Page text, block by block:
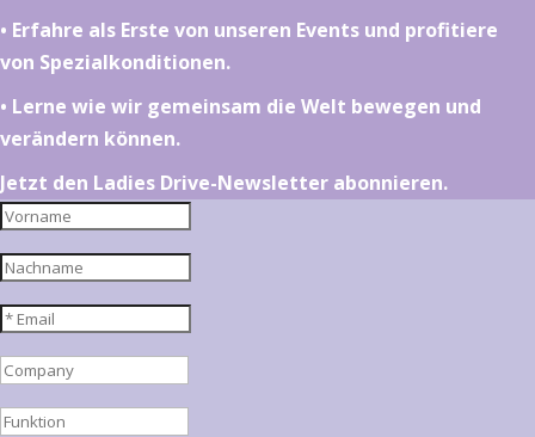
•⁠ ⁠⁠Erfahre als Erste von unseren Events und profitiere
von Spezialkonditionen.
•⁠ ⁠⁠Lerne wie wir gemeinsam die Welt bewegen und
verändern können.
Jetzt den Ladies Drive-Newsletter abonnieren.